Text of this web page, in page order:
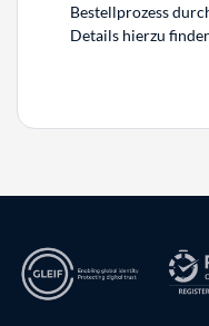
Bestellprozess
Details hierzu